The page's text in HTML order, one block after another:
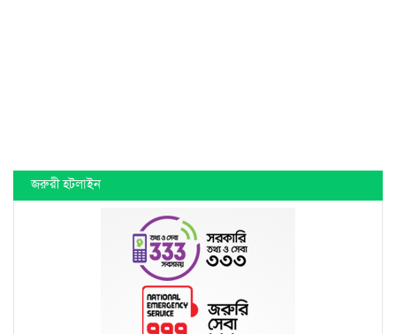
জরুরী হটলাইন